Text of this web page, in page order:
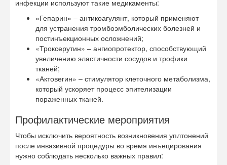
инфекции используют такие медикаменты:
«Гепарин» – антикоагулянт, который применяют
для устранения тромбоэмболических болезней и
постинъекционных осложнений;
«Троксерутин» – ангиопротектор, способствующий
увеличению эластичности сосудов и трофики
тканей;
«Актовегин» – стимулятор клеточного метаболизма,
который ускоряет процесс эпителизации
пораженных тканей.
Профилактические мероприятия
Чтобы исключить вероятность возникновения уплтонений
после инвазивной процедуры во время инъецирования
нужно соблюдать несколько важных правил: